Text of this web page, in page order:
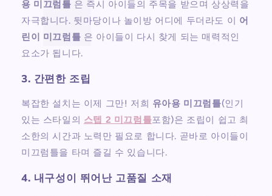
용 미끄럼틀 은 즉시 아이들의 주목을 받으며 상상력을
자극합니다. 뒷마당이나 놀이방 어디에 두더라도 이 어
린이 미끄럼틀 은 아이들이 다시 찾게 되는 매력적인
요소가 됩니다.
3. 간편한 조립
복잡한 설치는 이제 그만! 저희 유아용 미끄럼틀(인기
있는 스타일의 스텝 2 미끄럼틀포함)은 조립이 쉽고 최
소한의 시간과 노력만 필요로 합니다. 곧바로 아이들이
미끄럼틀을 타며 즐길 수 있습니다.
4. 내구성이 뛰어난 고품질 소재